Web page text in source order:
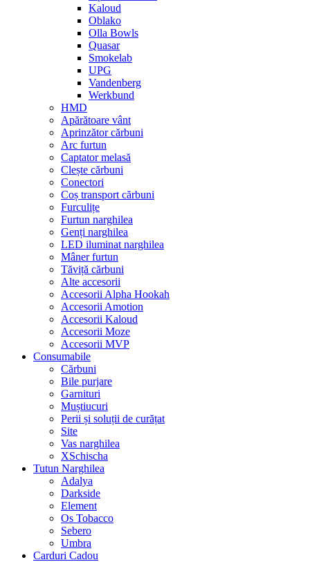
Kaloud
Oblako
Olla Bowls
Quasar
Smokelab
UPG
Vandenberg
Werkbund
HMD
Apărătoare vânt
Aprinzător cărbuni
Arc furtun
Captator melasă
Clește cărbuni
Conectori
Coș transport cărbuni
Furculițe
Furtun narghilea
Genți narghilea
LED iluminat narghilea
Mâner furtun
Tăviță cărbuni
Alte accesorii
Accesorii Alpha Hookah
Accesorii Amotion
Accesorii Kaloud
Accesorii Moze
Accesorii MVP
Consumabile
Cărbuni
Bile purjare
Garnituri
Muștiucuri
Perii și soluții de curățat
Site
Vas narghilea
XSchischa
Tutun Narghilea
Adalya
Darkside
Element
Os Tobacco
Sebero
Umbra
Carduri Cadou